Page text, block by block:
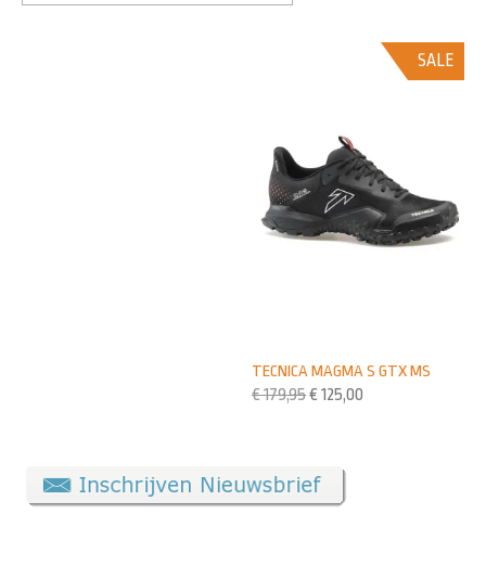
SALE
TECNICA MAGMA S GTX MS
€179,95€ 125,00